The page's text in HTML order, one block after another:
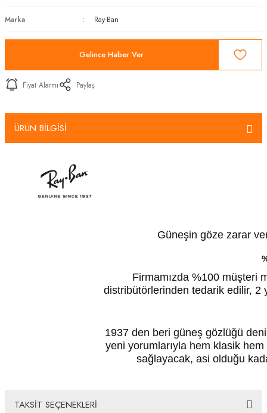
Marka Ray-Ban
Gelince Haber Ver
Fiyat Alarmı Paylaş
ÜRÜN BİLGİSİ
Güneşin göze zarar
Firmamızda %100 müşteri
distribütörlerinden tedarik edilir, 2
1937 den beri güneş gözlüğü
yeni yorumlarıyla hem klasik
sağlayacak, asi olduğu
TAKSİT SEÇENEKLERİ